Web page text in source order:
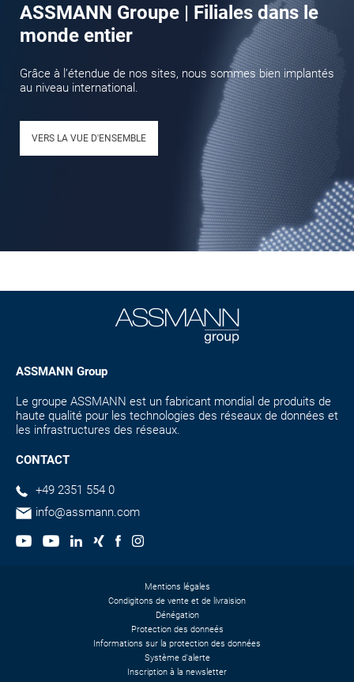
ASSMANN Groupe | Filiales dans le
monde entier
Grâce à l’étendue de nos sites, nous sommes bien implantés
au niveau international.
VERS LA VUE D'ENSEMBLE
ASSMANN Group
Le groupe ASSMANN est un fabricant mondial de produits de
haute qualité pour les technologies des réseaux de données et
les infrastructures des réseaux.
CONTACT
+49 2351 554 0
info@assmann.com
Mentions légales
Condigitons de vente et de livraision
Dénégation
Protection des donneés
Informations sur la protection des données
Système d'alerte
Inscription à la newsletter